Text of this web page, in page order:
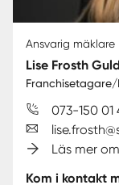
Ansvarig mäklare
Lise Frosth
073-150 01
Läs mer
Kom i kontakt